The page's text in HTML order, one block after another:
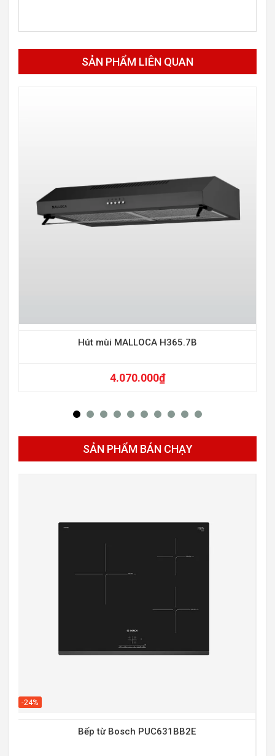
SẢN PHẨM LIÊN QUAN
Hút mùi MALLOCA H365.7B
4.070.000₫
SẢN PHẨM BÁN CHẠY
-24%
Bếp từ Bosch PUC631BB2E